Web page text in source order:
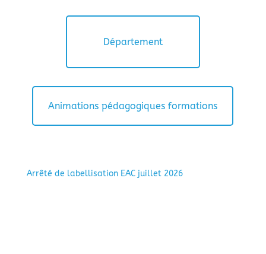
Département
Animations pédagogiques formations
Arrêté de labellisation EAC juillet 2026